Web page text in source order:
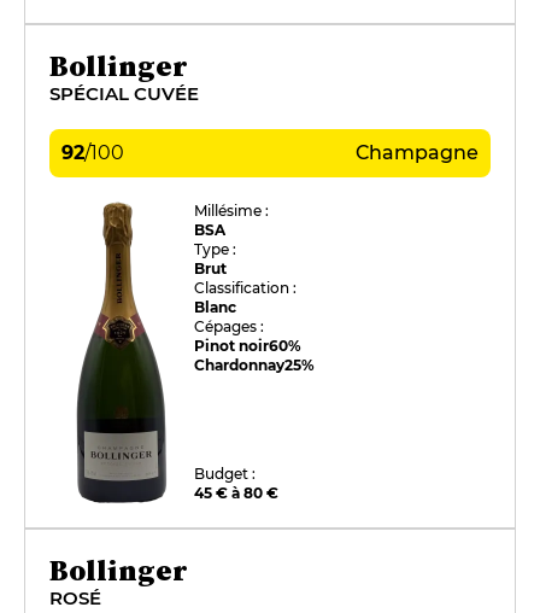
Bollinger
SPÉCIAL CUVÉE
92/100 Champagne
Millésime :
BSA
Type :
Brut
Classification :
Blanc
Cépages :
Pinot noir60%
Chardonnay25%
Budget :
45 € à 80 €
Bollinger
ROSÉ